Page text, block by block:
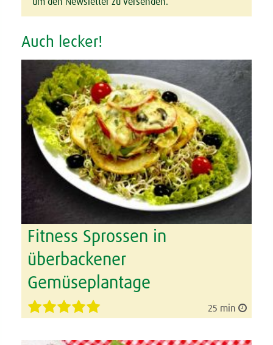
um den Newsletter zu versenden.
Auch lecker!
Fitness Sprossen in
überbackener
Gemüseplantage
25 min